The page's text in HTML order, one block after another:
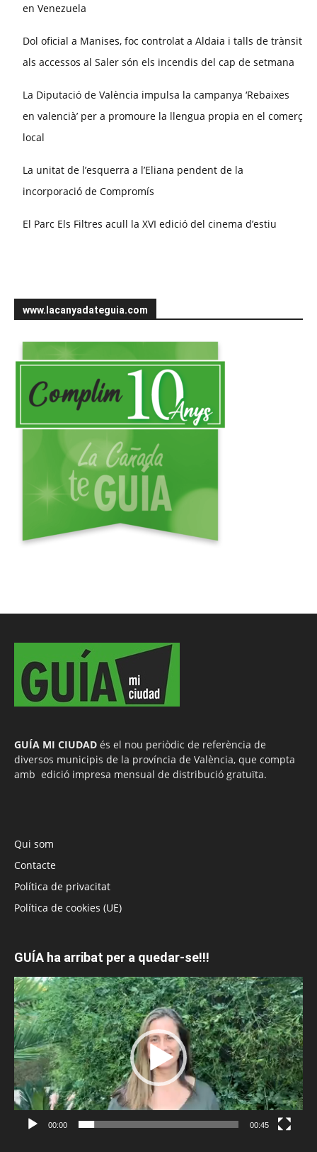
en Venezuela
Dol oficial a Manises, foc controlat a Aldaia i talls de trànsit
als accessos al Saler són els incendis del cap de setmana
La Diputació de València impulsa la campanya ‘Rebaixes
en valencià’ per a promoure la llengua propia en el comerç
local
La unitat de l’esquerra a l’Eliana pendent de la
incorporació de Compromís
El Parc Els Filtres acull la XVI edició del cinema d’estiu
www.lacanyadateguia.com
GUÍA MI CIUDAD és el nou periòdic de referència de
diversos municipis de la província de València, que compta
amb edició impresa mensual de distribució gratuïta.
Qui som
Contacte
Política de privacitat
Política de cookies (UE)
GUÍA ha arribat per a quedar-se!!!
Reproductor
de
vídeo
00:00 00:45